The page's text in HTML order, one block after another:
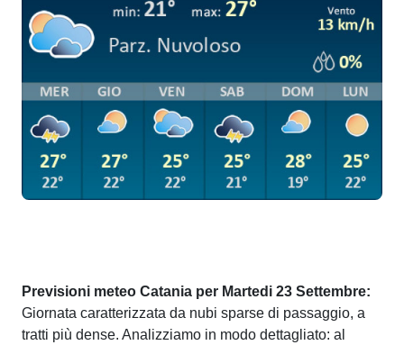
Previsioni meteo Catania per Martedi 23 Settembre:
Giornata caratterizzata da nubi sparse di passaggio, a
tratti più dense. Analizziamo in modo dettagliato: al